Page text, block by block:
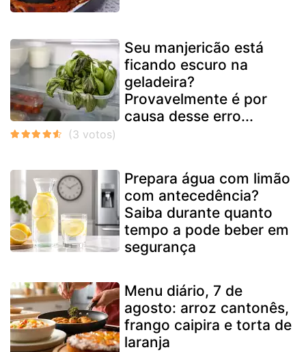
Seu manjericão está
ficando escuro na
geladeira?
Provavelmente é por
causa desse erro...
Prepara água com limão
com antecedência?
Saiba durante quanto
tempo a pode beber em
segurança
Menu diário, 7 de
agosto: arroz cantonês,
frango caipira e torta de
laranja